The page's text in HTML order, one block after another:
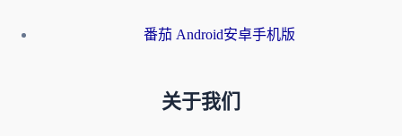
番茄 Android安卓手机版
关于我们